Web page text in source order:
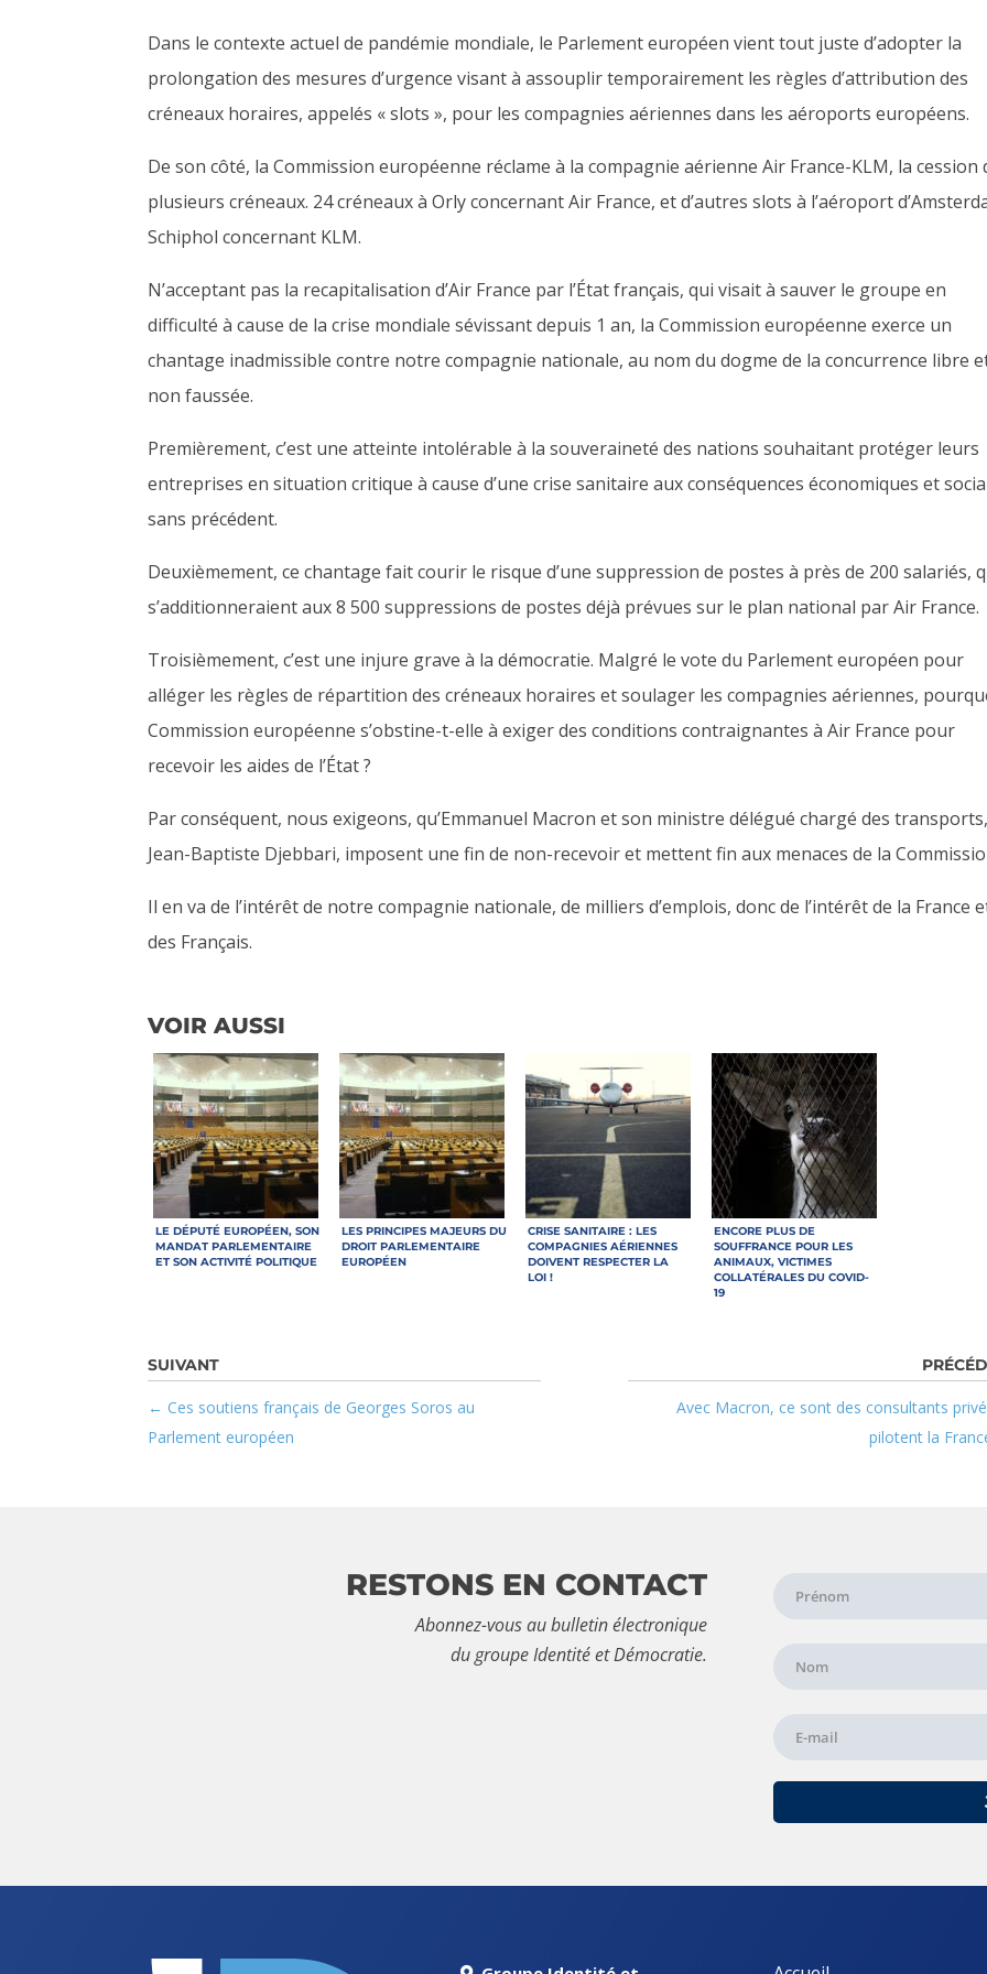
Dans le contexte actuel de pandémie mondiale, le Parlement européen vienttout juste d’adopter la
prolongation des mesures d’urgence visant à assouplir temporairement les règles d’attribution des
créneaux horaires, appelés « slots », pour les compagnies aériennes dans les aéroports européens.
De son côté, la Commission européenne réclame à la compagnie aérienne Air France-KLM, la cession
plusieurs créneaux. 24 créneaux à Orly concernant Air France, et d’autres slots à l’aéroport
Schiphol concernant KLM.
N’acceptant pas la recapitalisation d’Air France par l’État français, qui visait à sauver le groupe en
difficulté à cause de la crise mondiale sévissant depuis 1 an, la Commission européenne exerce un
chantage inadmissiblecontre notre compagnie nationale, au nom du dogme de la concurrence libre
non faussée.
Premièrement, c’est une atteinte intolérable à la souveraineté des nations souhaitant protéger leurs
entreprises en situation critique à cause d’une crise sanitaire aux conséquences économiques et
sans précédent.
Deuxièmement, ce chantage fait courir le risque d’une suppression de postes à près de 200 salariés,
s’additionneraient aux 8 500 suppressionsde postes déjà prévues sur le plan national par Air France.
Troisièmement,c’est une injure grave à la démocratie. Malgré le vote du Parlement européen pour
alléger les règles de répartition des créneaux horaires et soulager les compagnies aériennes,
Commission européenne s’obstine-t-elle à exiger des conditions contraignantes à Air France pour
recevoir les aides de l’État ?
Par conséquent, nous exigeons, qu’Emmanuel Macron et son ministre délégué chargé des transports,
Jean-Baptiste Djebbari, imposent une fin de non-recevoir et mettent fin aux menaces de la
Il en va de l’intérêt de notre compagnie nationale, de milliers d’emplois, doncde l’intérêt de la France
des Français.
VOIR AUSSI
LE DÉPUTÉ EUROPÉEN, SON
MANDAT PARLEMENTAIRE
ET SON ACTIVITÉ POLITIQUE
LES PRINCIPES MAJEURS DU
DROIT PARLEMENTAIRE
EUROPÉEN
CRISE SANITAIRE : LES
COMPAGNIES AÉRIENNES
DOIVENT RESPECTER LA
LOI !
ENCORE PLUS DE
SOUFFRANCE POUR LES
ANIMAUX, VICTIMES
COLLATÉRALES DU COVID-
19
Avec Macron, ce sont des consultants
pilotent la
Ces soutiens français de Georges Soros au
Parlement européen
RESTONS EN CONTACT
Abonnez-vous au bulletin électronique
du groupe Identité et Démocratie.